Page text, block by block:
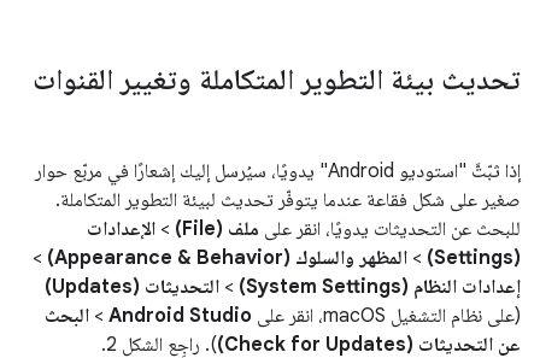
تحديث بيئة التطوير المتكاملة وتغيير القنوات
إذا ثبّتَّ "استوديو Android" يدويًا، سيُرسل إليك إشعارًا في مربّع حوار
صغير على شكل فقاعة عندما يتوفّر تحديث لبيئة التطوير المتكاملة.
للبحث عن التحديثات يدويًا، انقر على ملف (File) > الإعدادات
(Settings)
> المظهر والسلوك (Appearance & Behavior)
>
إعدادات النظام (System Settings)
> التحديثات (Updates)
(على نظام التشغيل macOS، انقر على
Android Studio
> البحث
عن التحديثات (Check for Updates)
). راجِع الشكل 2.